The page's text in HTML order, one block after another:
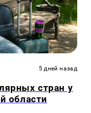
5 дней назад
стран у
области